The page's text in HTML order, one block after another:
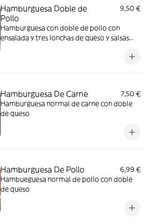
Hamburguesa Doble de
Pollo
9,50 €
Hamburguesa con doble de pollo con
ensalada y tres lonchas de queso y salsas
Hamburguesa De Carne
7,50 €
Hamburguesa normal de carne con doble
de queso
Hamburguesa De Pollo
6,99 €
Hambueguesa normal de pollo con doble
de queso